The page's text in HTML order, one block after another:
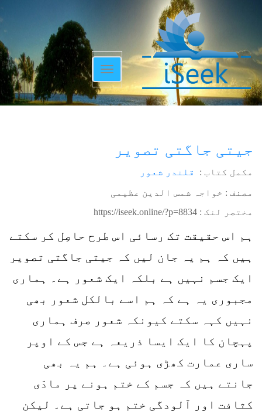
Toggle
navigation
جیتی جاگتی تصویر
مکمل کتاب : قلندر شعور
مصنف : خواجہ شمس الدین عظیمی
مختصر لنک : https://iseek.online/?p=8834
ہم اس حقیقت تک رسائی اس طرح حاصِل کر سکتے
ہیں کہ ہم یہ جان لیں کہ جیتی جاگتی تصویر
ایک جسم نہیں ہے بلکہ ایک شعور ہے۔ ہماری
مجبوری یہ ہے کہ ہم اسے بالکل شعور بھی
نہیں کہہ سکتے کیونکہ شعور صرف ہماری
پہچان کا ایک ایسا ذریعہ ہے جس کے اوپر
ساری عمارت کھڑی ہوئی ہے۔ ہم یہ بھی
جانتے ہیں کہ جسم کے ختم ہونے پر مادّی
کثافت اور آلودگی ختم ہو جاتی ہے۔ لیکن